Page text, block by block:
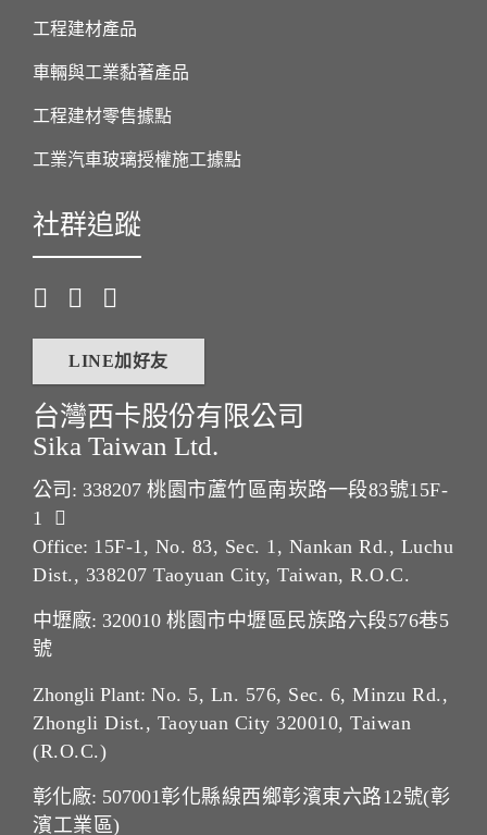
工程建材產品
車輛與工業黏著產品
工程建材零售據點
工業汽車玻璃授權施工據點
社群追蹤
LINE加好友
台灣西卡股份有限公司
Sika Taiwan Ltd.
公司: 338207 桃園市蘆竹區南崁路一段83號15F-
1
Office: 15F-1, No. 83, Sec. 1, Nankan Rd., Luchu
Dist., 338207 Taoyuan City, Taiwan, R.O.C.
中壢廠: 320010 桃園市中壢區民族路六段576巷5
號
Zhongli Plant: No. 5, Ln. 576, Sec. 6, Minzu Rd.,
Zhongli Dist., Taoyuan City 320010, Taiwan
(R.O.C.)
彰化廠: 507001彰化縣線西鄉彰濱東六路12號(彰
濱工業區)